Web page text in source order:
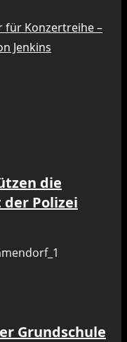
für Konzertreihe –
Jenkins
die
Polizei
Grundschule